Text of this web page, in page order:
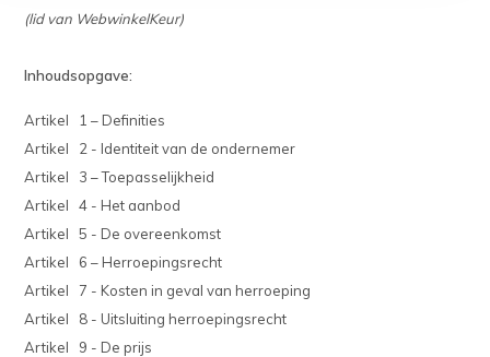
(lid van WebwinkelKeur)
Inhoudsopgave:
Artikel 1 – Definities
Artikel 2 - Identiteit van de ondernemer
Artikel 3 – Toepasselijkheid
Artikel 4 - Het aanbod
Artikel 5 - De overeenkomst
Artikel 6 – Herroepingsrecht
Artikel 7 - Kosten in geval van herroeping
Artikel 8 - Uitsluiting herroepingsrecht
Artikel 9 - De prijs